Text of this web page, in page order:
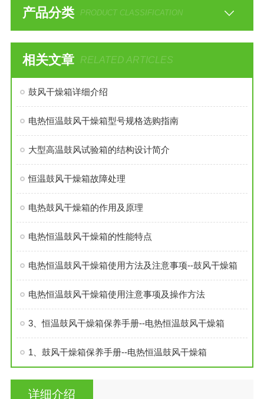
产品分类 PRODUCT CLASSIFICATION
相关文章 RELATED ARTICLES
鼓风干燥箱详细介绍
电热恒温鼓风干燥箱型号规格选购指南
大型高温鼓风试验箱的结构设计简介
恒温鼓风干燥箱故障处理
电热鼓风干燥箱的作用及原理
电热恒温鼓风干燥箱的性能特点
电热恒温鼓风干燥箱使用方法及注意事项--鼓风干燥箱
电热恒温鼓风干燥箱使用注意事项及操作方法
3、恒温鼓风干燥箱保养手册--电热恒温鼓风干燥箱
1、鼓风干燥箱保养手册--电热恒温鼓风干燥箱
详细介绍